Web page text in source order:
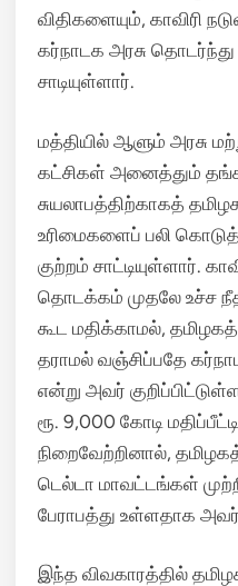
விதிகளையும், காவிரி
கர்நாடக அரசு
சாடியுள்ளார்.
மத்தியில் ஆளும் அரசு
கட்சிகள் அனைத்தும்
சுயலாபத்திற்காகத்
உரிமைகளைப் பலி
குற்றம் சாட்டியுள்ளார்.
தொடக்கம் முதலே உச்ச
கூட மதிக்காமல்,
தராமல் வஞ்சிப்பதே
என்று அவர்
ரூ. 9,000 கோடி
நிறைவேற்றினால்,
டெல்டா மாவட்டங்கள்
பேராபத்து உள்ளதாக
இந்த விவகாரத்தில்